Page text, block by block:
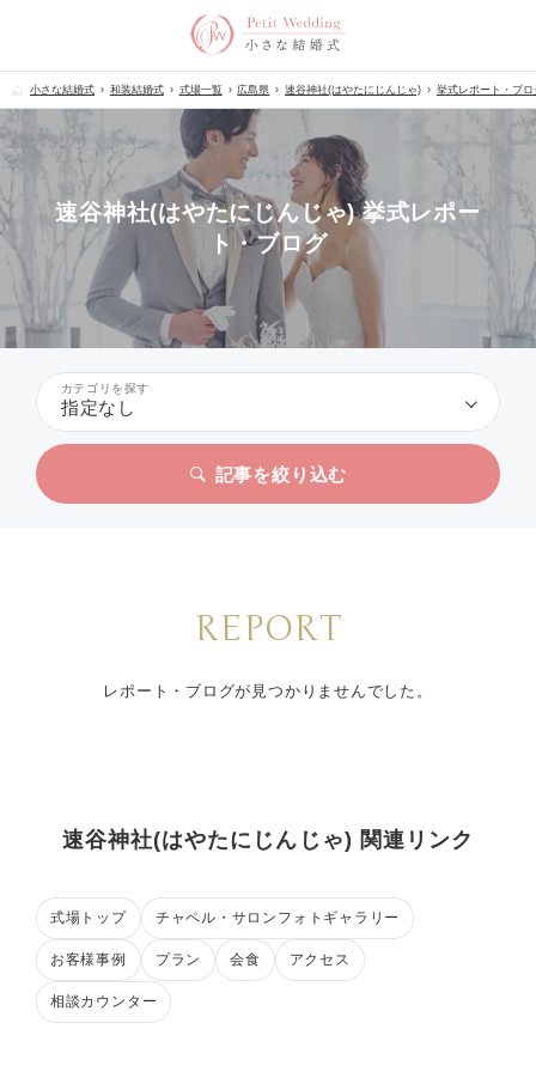
小さな結婚式 和装結婚式 式場一覧 広島県 速谷神社(はやたにじんじゃ) 挙式レポート・ブロ
速谷神社(はやたにじんじゃ) 挙式レポー
ト・ブログ
カテゴリを探す
指定なし
記事を絞り込む
REPORT
レポート・ブログが見つかりませんでした。
速谷神社(はやたにじんじゃ) 関連リンク
式場トップ チャペル・サロンフォトギャラリー
お客様事例 プラン 会食 アクセス
相談カウンター